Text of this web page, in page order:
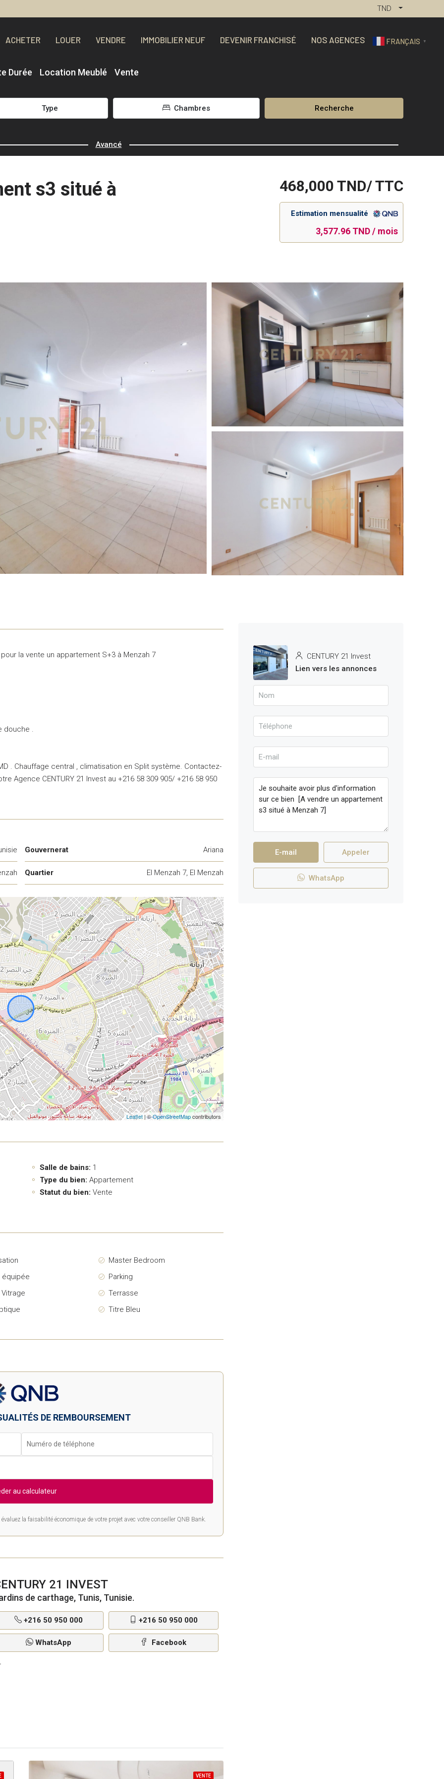
TND
ACHETER LOUER VENDRE IMMOBILIER NEUF DEVENIR FRANCHISÉ NOS AGENCES FRANÇAIS ▼
Durée Location Meublé Vente
Type Chambres Recherche
Avancé
s3 situé à 468,000 TND/ TTC
Estimation mensualité
3,577.96 TND / mois
4 More
la vente un appartement S+3 à Menzah 7
douche .
. Chauffage central , climatisation en Split système. Contactez-
Agence CENTURY 21 Invest au +216 58 309 905/ +216 58 950
Gouvernerat Ariana
Quartier El Menzah 7, El Menzah
Leaflet | ©OpenStreetMapcontributors
Salle de bains: 1
Type du bien: Appartement
Statut du bien: Vente
équipée
Master Bedroom
Parking
Terrasse
Titre Bleu
DE REMBOURSEMENT
au calculateur
la faisabilité économique de votre projet avec votre conseiller QNB Bank.
21 INVEST
de carthage, Tunis, Tunisie.
+216 50 950 000 +216 50 950 000
WhatsApp Facebook
VENTE
CENTURY 21 Invest
Lien vers les annonces
E-mail Appeler
WhatsApp